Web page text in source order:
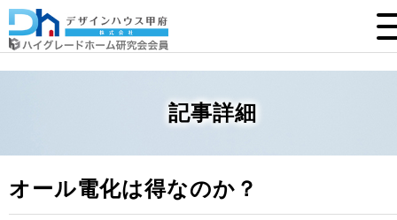
記事詳細
オール電化は得なのか？